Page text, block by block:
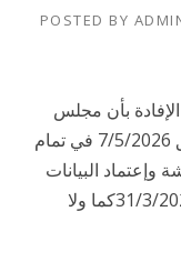
POSTED BY
بأن مجلس
إدارتها سوف يجتمع يوم الخميس الموافق 7/5/2026 في تمام
وإعتماد البيانات
المالية عن الفترة المالية المنتهية في 31/3/2026كما ولا